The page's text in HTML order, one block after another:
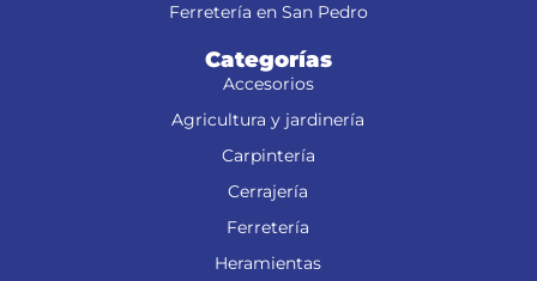
Ferretería en San Pedro
Categorías
Accesorios
Agricultura y jardinería
Carpintería
Cerrajería
Ferretería
Heramientas